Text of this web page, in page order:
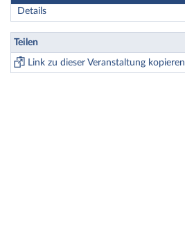
Details
Teilen
Link zu dieser Veranstaltung kopieren